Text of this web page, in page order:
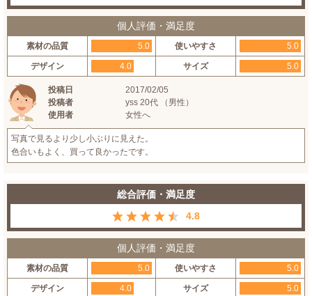
個人評価・満足度
素材の品質 5.0 使いやすさ 5.0
デザイン 4.0 サイズ 5.0
投稿日
2017/02/05
投稿者
yss 20代 （男性）
使用者
女性へ
写真で見るより少し小ぶりに見えた。
色合いもよく、買って良かったです。
総合評価・満足度
4.8
個人評価・満足度
素材の品質 5.0 使いやすさ 5.0
デザイン 4.0 サイズ 5.0